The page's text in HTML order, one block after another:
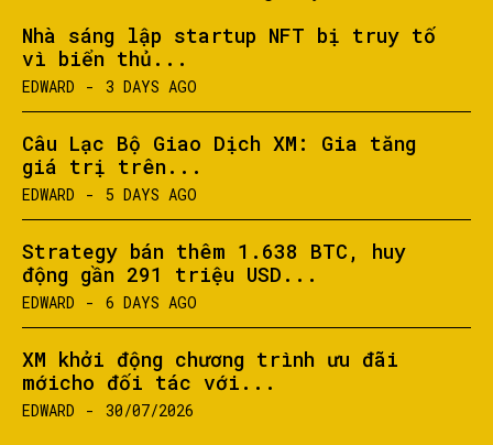
Nhà sáng lập startup NFT bị truy tố
vì biển thủ...
EDWARD - 3 DAYS AGO
Câu Lạc Bộ Giao Dịch XM: Gia tăng
giá trị trên...
EDWARD - 5 DAYS AGO
Strategy bán thêm 1.638 BTC, huy
động gần 291 triệu USD...
EDWARD - 6 DAYS AGO
XM khởi động chương trình ưu đãi
mớicho đối tác với...
EDWARD - 30/07/2026